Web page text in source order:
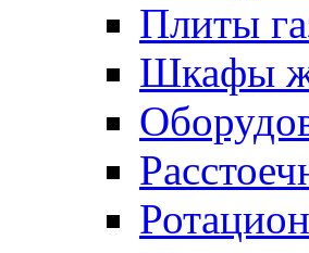
Плиты
Шкафы